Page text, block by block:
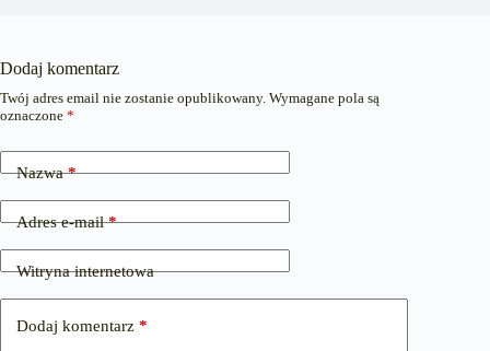
Dodaj komentarz
Twój adres email nie zostanie opublikowany. Wymagane pola są
oznaczone *
Nazwa*
Adres e-mail*
Witryna internetowa
Dodaj komentarz *